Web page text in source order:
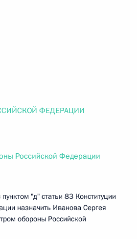
ФЕДЕРАЦИИ
Российской Федерации
"д" статьи 83 Конституции
назначить Иванова Сергея
обороны Российской